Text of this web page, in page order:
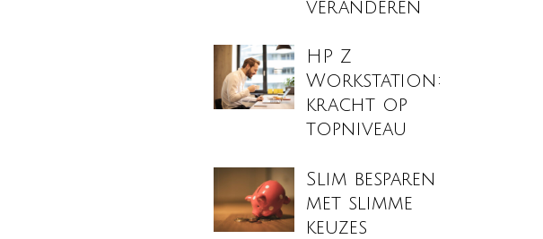
veranderen
HP Z
Workstation:
kracht op
topniveau
Slim besparen
met slimme
keuzes